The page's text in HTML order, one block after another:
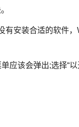
安装合适的软件
应该会弹出;选择“